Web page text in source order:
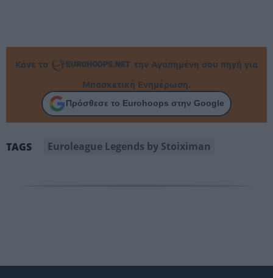
Κάνε το
την Αγαπημένη σου πηγή για
Μπασκετική Ενημέρωση.
Πρόσθεσε το Eurohoops στην Google
TAGS Euroleague Legends by Stoiximan